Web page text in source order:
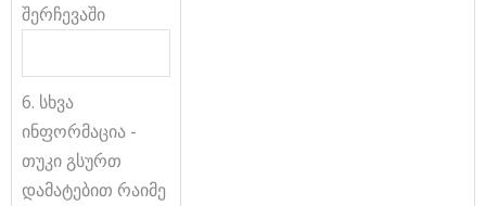
შერჩევაში
6. სხვა
ინფორმაცია -
თუკი გსურთ
დამატებით რაიმე